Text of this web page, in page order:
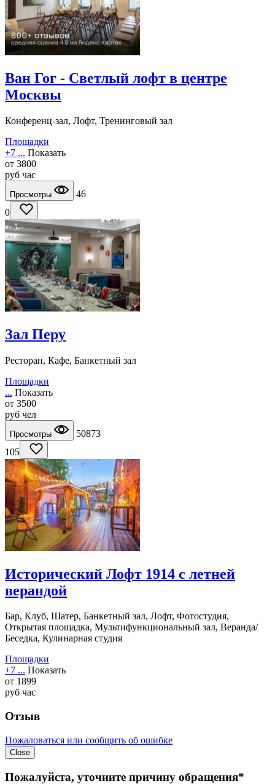
Ван Гог - Светлый лофт в центре
Москвы
Конференц-зал, Лофт, Тренинговый зал
Площадки
+7 ... Показать
от 3800
руб час
Просмотры
46
0
Зал Перу
Ресторан, Кафе, Банкетный зал
Площадки
... Показать
от 3500
руб чел
Просмотры
50873
105
Исторический Лофт 1914 с летней
верандой
Бар, Клуб, Шатер, Банкетный зал, Лофт, Фотостудия,
Открытая площадка, Мультифункциональный зал, Веранда/
Беседка, Кулинарная студия
Площадки
+7 ... Показать
от 1899
руб час
Отзыв
Пожаловаться или сообщить об ошибке
Close
Пожалуйста, уточните причину обращения*